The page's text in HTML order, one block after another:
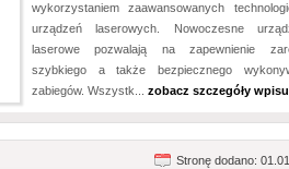
wykorzystaniem zaawansowanych
urządzeń laserowych. Nowoczesne
laserowe pozwalają na zapewnienie
szybkiego a także bezpiecznego
zabiegów. Wszystk... zobacz szczegóły
Stronę dodano: